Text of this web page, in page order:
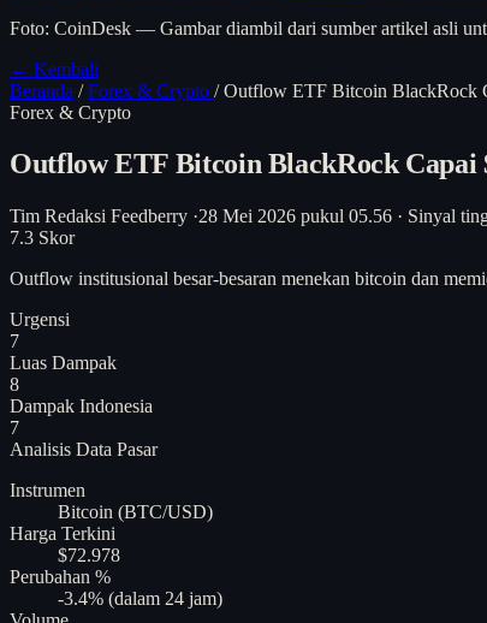
Foto: CoinDesk — Gambar diambil dari sumber artikel asli
← Kembali
Beranda / Forex & Crypto / Outflow ETF Bitcoin BlackRock
Forex & Crypto
Outflow ETF Bitcoin BlackRock Capai
Tim Redaksi Feedberry ·28 Mei 2026 pukul 05.56 · Sinyal
7.3 Skor
Outflow institusional besar-besaran menekan bitcoin dan
Urgensi
7
Luas Dampak
8
Dampak Indonesia
7
Analisis Data Pasar
Instrumen
Bitcoin (BTC/USD)
Harga Terkini
$72.978
Perubahan %
-3.4% (dalam 24 jam)